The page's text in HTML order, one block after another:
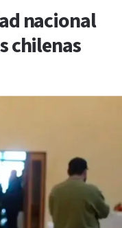
nacional
chilenas